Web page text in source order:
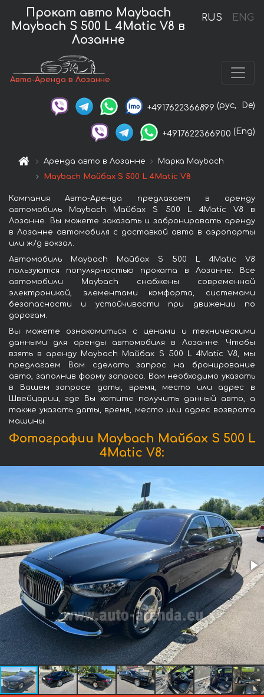
RUS ENG
Прокат авто Maybach
Maybach S 500 L 4Matic V8 в
Лозанне
Авто-Аренда в Лозанне
+4917622366899 (рус, De)
+4917622366900 (Eng)
Аренда авто в Лозанне
Марка Maybach
Maybach Майбах S 500 L 4Matic V8
Компания Авто-Аренда предлагает в аренду
автомобиль Maybach Майбах S 500 L 4Matic V8 в
Лозанне. Вы можете заказать и забронировать аренду
в Лозанне автомобиля с доставкой авто в аэропорты
или ж/д вокзал.
Автомобиль Maybach Майбах S 500 L 4Matic V8
пользуются популярностью проката в Лозанне. Все
автомобили Maybach снабжены современной
электроникой, элементами комфорта, системами
безопасности и устойчивости при движении по
дорогам.
Вы можете ознакомиться с ценами и техническими
данными для аренды автомобиля в Лозанне. Чтобы
взять в аренду Maybach Майбах S 500 L 4Matic V8, мы
предлагаем Вам сделать запрос на бронирование
авто, заполнив форму запроса. Вам необходимо указать
в Вашем запросе даты, время, место или адрес в
Швейцарии, где Вы хотите получить данный авто, а
также указать даты, время, место или адрес возврата
машины.
Фотографии Maybach Майбах S 500 L
4Matic V8: